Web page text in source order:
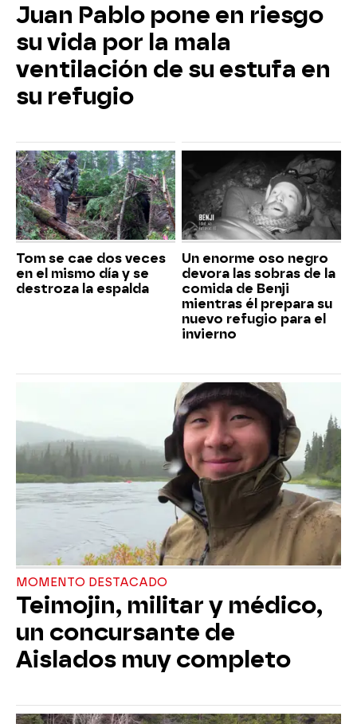
Juan Pablo pone en riesgo
su vida por la mala
ventilación de su estufa en
su refugio
Tom se cae dos veces
en el mismo día y se
destroza la espalda
Un enorme oso negro
devora las sobras de la
comida de Benji
mientras él prepara su
nuevo refugio para el
invierno
MOMENTO DESTACADO
Teimojin, militar y médico,
un concursante de
Aislados muy completo